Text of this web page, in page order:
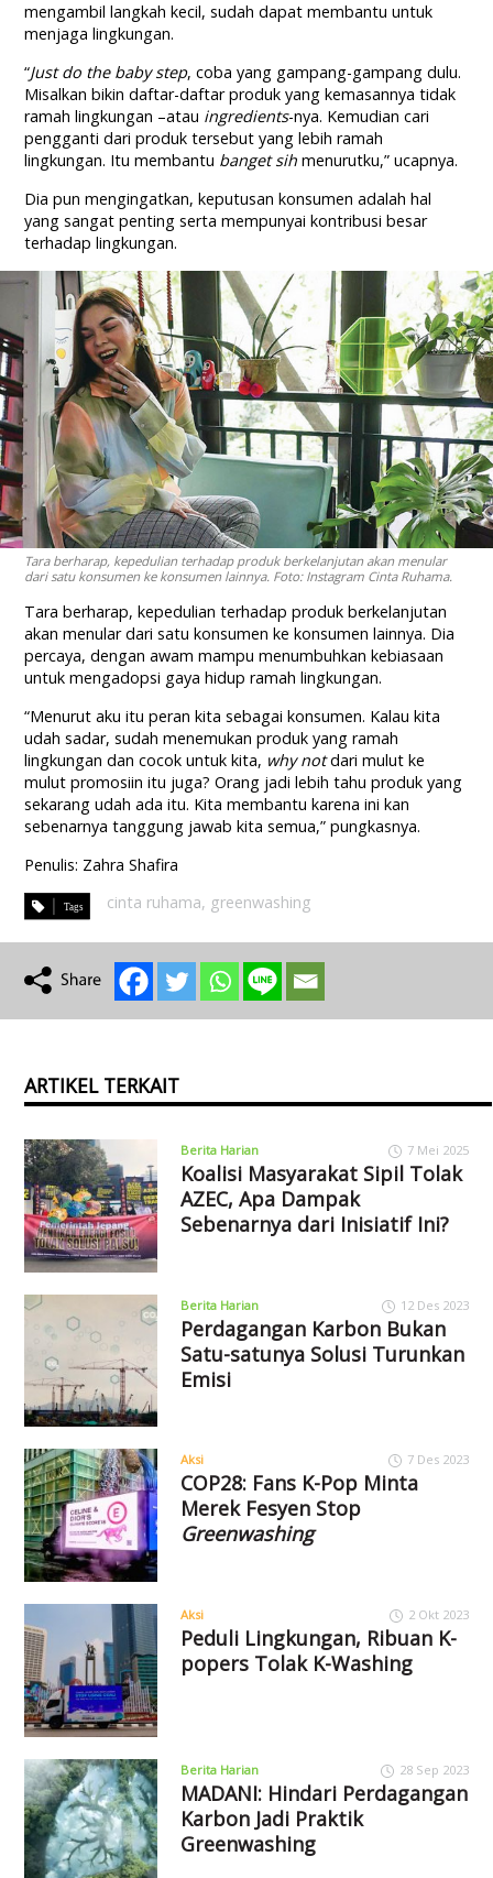
mengambil langkah kecil, sudah dapat membantu untuk
menjaga lingkungan.
“Just do the baby step, coba yang gampang-gampang dulu.
Misalkan bikin daftar-daftar produk yang kemasannya tidak
ramah lingkungan –atau ingredients-nya. Kemudian cari
pengganti dari produk tersebut yang lebih ramah
lingkungan. Itu membantu banget sih menurutku,” ucapnya.
Dia pun mengingatkan, keputusan konsumen adalah hal
yang sangat penting serta mempunyai kontribusi besar
terhadap lingkungan.
Tara berharap, kepedulian terhadap produk berkelanjutan akan menular
dari satu konsumen ke konsumen lainnya. Foto: Instagram Cinta Ruhama.
Tara berharap, kepedulian terhadap produk berkelanjutan
akan menular dari satu konsumen ke konsumen lainnya. Dia
percaya, dengan awam mampu menumbuhkan kebiasaan
untuk mengadopsi gaya hidup ramah lingkungan.
“Menurut aku itu peran kita sebagai konsumen. Kalau kita
udah sadar, sudah menemukan produk yang ramah
lingkungan dan cocok untuk kita, why notdari mulut ke
mulut promosiin itu juga? Orang jadi lebih tahu produk yang
sekarang udah ada itu. Kita membantu karena ini kan
sebenarnya tanggung jawab kita semua,” pungkasnya.
Penulis: Zahra Shafira
cinta ruhama, greenwashing
ARTIKEL TERKAIT
Berita Harian 7 Mei 2025
Koalisi Masyarakat Sipil Tolak
AZEC, Apa Dampak
Sebenarnya dari Inisiatif Ini?
Berita Harian 12 Des 2023
Perdagangan Karbon Bukan
Satu-satunya Solusi Turunkan
Emisi
Aksi 7 Des 2023
COP28: Fans K-Pop Minta
Merek Fesyen Stop
Greenwashing
Aksi 2 Okt 2023
Peduli Lingkungan, Ribuan K-
popers Tolak K-Washing
Berita Harian 28 Sep 2023
MADANI: Hindari Perdagangan
Karbon Jadi Praktik
Greenwashing